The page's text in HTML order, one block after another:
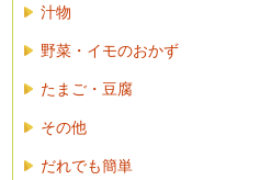
汁物
野菜・イモのおかず
たまご・豆腐
その他
だれでも簡単